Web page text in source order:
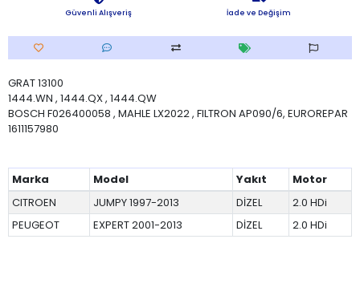
Güvenli Alışveriş İade ve Değişim
GRAT 13100
1444.WN , 1444.QX , 1444.QW
BOSCH F026400058 , MAHLE LX2022 , FILTRON AP090/6, EUROREPAR
1611157980
Marka Model Yakıt
Motor
CITROEN
JUMPY 1997-2013 DİZEL
2.0 HDi
PEUGEOT
EXPERT 2001-2013 DİZEL 2.0 HDi